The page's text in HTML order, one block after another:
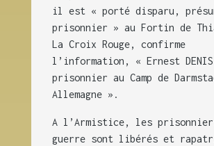
il est « porté disparu,
prisonnier » au Fortin de
La Croix Rouge, confirme
l’information, « Ernest
prisonnier au Camp de
Allemagne ».
A l’Armistice, les
guerre sont libérés et